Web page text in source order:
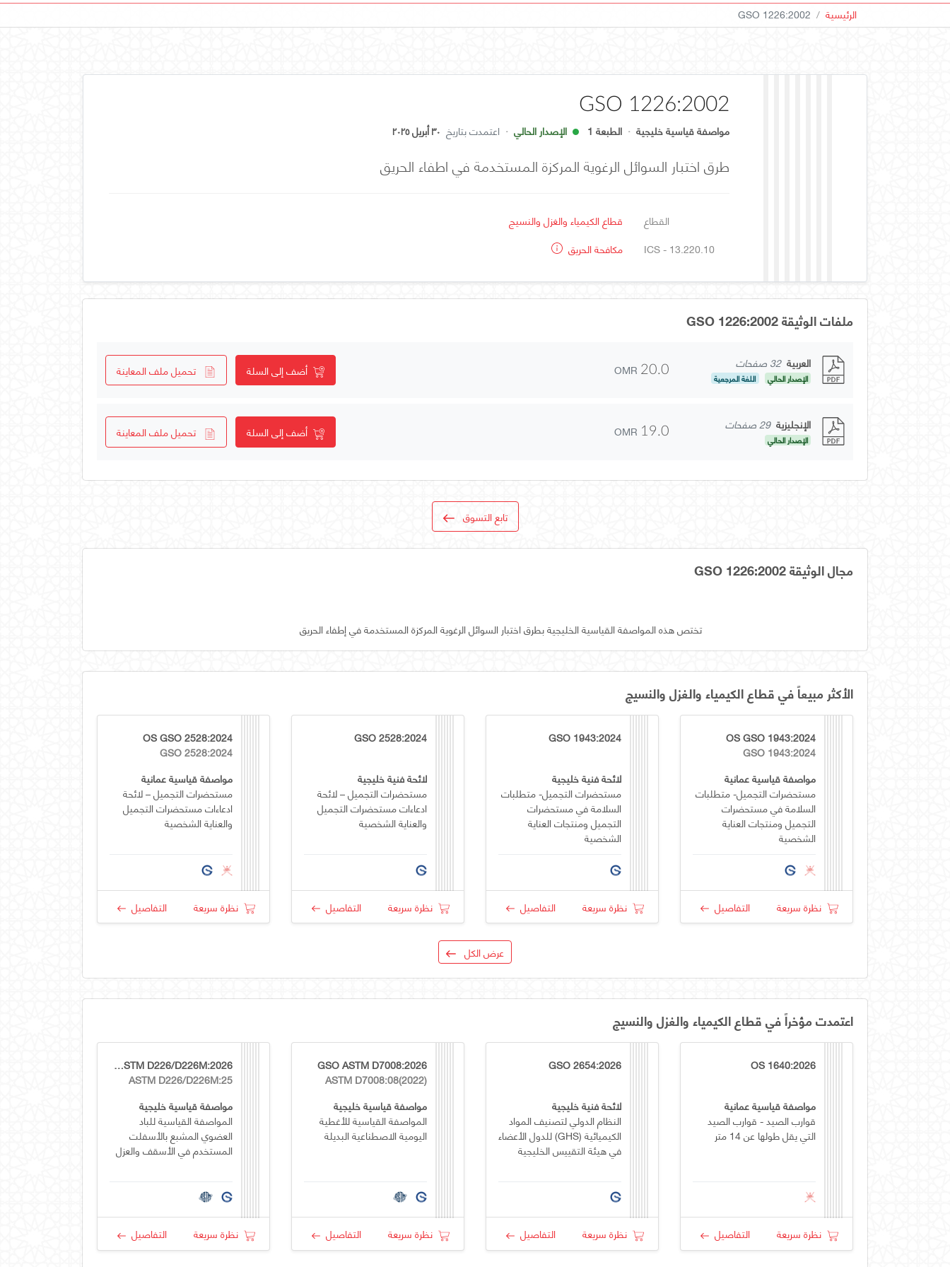
الرئيسية GSO 1226:2002
GSO 1226:2002
مواصفة قياسية خليجية · الطبعة 1 الإصدار الحالي · اعتمدت بتاريخ ٣٠ أبريل ٢٠٢٥
طرق اختبار السوائل الرغوية المركزة المستخدمة في اطفاء الحريق
القطاع
قطاع الكيمياء والغزل والنسيج
ICS - 13.220.10
مكافحة الحريق
ملفات الوثيقة GSO 1226:2002
العربية 32 صفحات
الإصدار الحالي اللغة المرجعية OMR 20.0 أضف إلى السلة تحميل ملف المعاينة
الإنجليزية 29 صفحات
الإصدار الحالي OMR 19.0 أضف إلى السلة تحميل ملف المعاينة
تابع التسوق
مجال الوثيقة GSO 1226:2002
تختص هذه المواصفة القياسية الخليجية بطرق اختبار السوائل الرغوية المركزة المستخدمة في إطفاء الحريق
الأكثر مبيعاً في قطاع الكيمياء والغزل والنسيج
OS GSO 1943:2024
GSO 1943:2024
مواصفة قياسية عمانية
مستحضرات التجميل- متطلبات
السلامة في مستحضرات
التجميل ومنتجات العناية
الشخصية
نظرة سريعة التفاصيل
GSO 1943:2024
لائحة فنية خليجية
مستحضرات التجميل- متطلبات
السلامة في مستحضرات
التجميل ومنتجات العناية
الشخصية
نظرة سريعة التفاصيل
GSO 2528:2024
لائحة فنية خليجية
مستحضرات التجميل – لائحة
ادعاءات مستحضرات التجميل
والعناية الشخصية
نظرة سريعة التفاصيل
OS GSO 2528:2024
GSO 2528:2024
مواصفة قياسية عمانية
مستحضرات التجميل – لائحة
ادعاءات مستحضرات التجميل
والعناية الشخصية
نظرة سريعة التفاصيل
عرض الكل
اعتمدت مؤخراً في قطاع الكيمياء والغزل والنسيج
OS 1640:2026
مواصفة قياسية عمانية
قوارب الصيد - قوارب الصيد
التي يقل طولها عن 14 متر
نظرة سريعة التفاصيل
GSO 2654:2026
لائحة فنية خليجية
النظام الدولي لتصنيف المواد
الكيميائية (GHS) للدول الأعضاء
في هيئة التقييس الخليجية
نظرة سريعة التفاصيل
GSO ASTM D7008:2026
ASTM D7008:08(2022)
مواصفة قياسية خليجية
المواصفة القياسية للأغطية
اليومية الاصطناعية البديلة
نظرة سريعة التفاصيل
GSO ASTM D226/D226M:2026
ASTM D226/D226M:25
مواصفة قياسية خليجية
المواصفة القياسية للباد
العضوي المشبع بالأسفلت
المستخدم في الأسقف والعزل
نظرة سريعة التفاصيل